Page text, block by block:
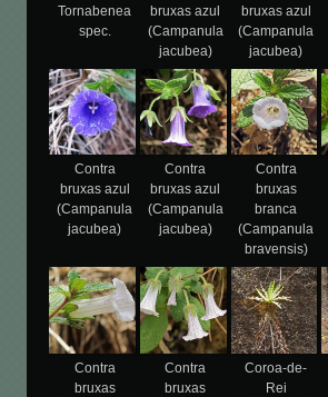
Tornabenea
spec.
bruxas azul
(Campanula
jacubea)
bruxas azul
(Campanula
jacubea)
Contra
bruxas azul
(Campanula
jacubea)
Contra
bruxas azul
(Campanula
jacubea)
Contra
bruxas
branca
(Campanula
bravensis)
Contra
bruxas
Contra
bruxas
Coroa-de-
Rei